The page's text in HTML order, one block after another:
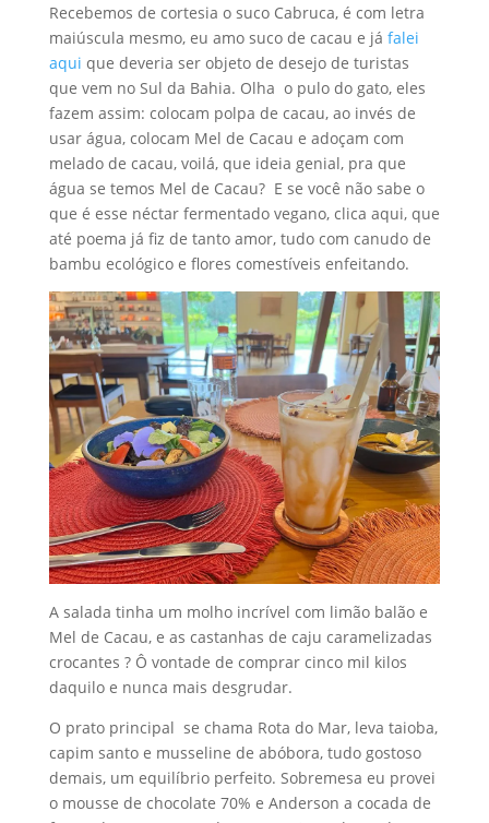
Recebemos de cortesia o suco Cabruca, é com letra
maiúscula mesmo, eu amo suco de cacau e já falei
aqui que deveria ser objeto de desejo de turistas
que vem no Sul da Bahia. Olha o pulo do gato, eles
fazem assim: colocam polpa de cacau, ao invés de
usar água, colocam Mel de Cacau e adoçam com
melado de cacau, voilá, que ideia genial, pra que
água se temos Mel de Cacau? E se você não sabe o
que é esse néctar fermentado vegano, clica aqui, que
até poema já fiz de tanto amor, tudo com canudo de
bambu ecológico e flores comestíveis enfeitando.
A salada tinha um molho incrível com limão balão e
Mel de Cacau, e as castanhas de caju caramelizadas
crocantes ? Ô vontade de comprar cinco mil kilos
daquilo e nunca mais desgrudar.
O prato principal se chama Rota do Mar, leva taioba,
capim santo e musseline de abóbora, tudo gostoso
demais, um equilíbrio perfeito. Sobremesa eu provei
o mousse de chocolate 70% e Anderson a cocada de